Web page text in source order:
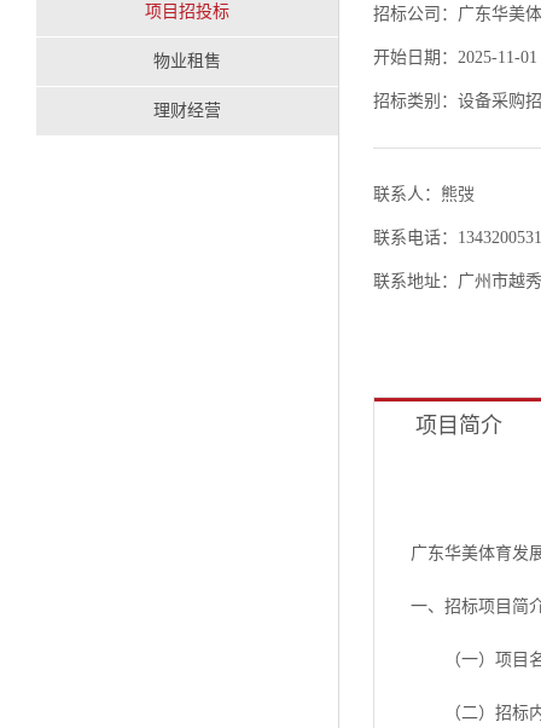
项目招投标
物业租售
理财经营
招标公司：广东华美
开始日期：2025-11-01
招标类别：设备采购
联系人：熊弢
联系电话：
联系地址：广州市越
项目简介
广东华美体育发
一、招标项目简
（一）项目
（二）招